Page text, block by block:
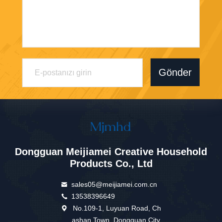
Gönder
Dongguan Meijiamei Creative Household
Products Co., Ltd
sales05@meijiamei.com.cn
13538396649
No.109-1, Luyuan Road, Ch
ashan Town, Dongguan City,